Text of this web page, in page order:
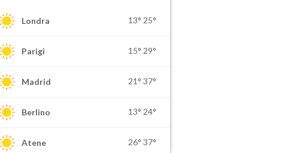
Londra 13° 25°
Parigi 15° 29°
Madrid 21° 37°
Berlino 13° 24°
Atene 26° 37°